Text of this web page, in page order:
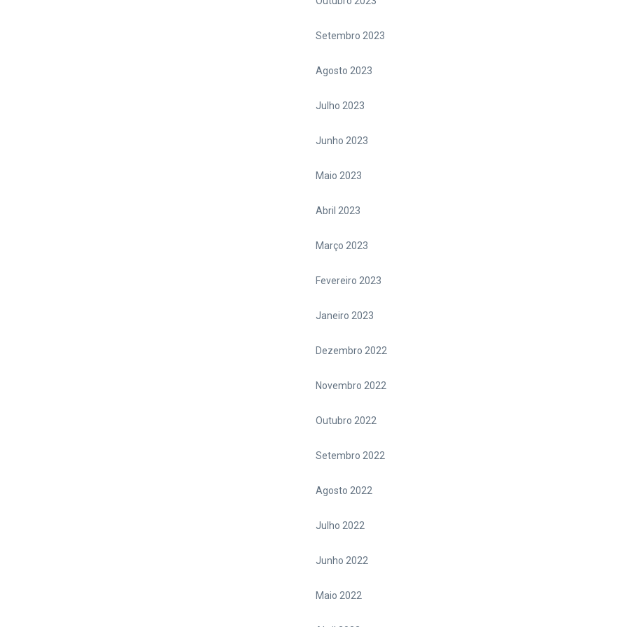
Setembro 2023
Agosto 2023
Julho 2023
Junho 2023
Maio 2023
Abril 2023
Março 2023
Fevereiro 2023
Janeiro 2023
Dezembro 2022
Novembro 2022
Outubro 2022
Setembro 2022
Agosto 2022
Julho 2022
Junho 2022
Maio 2022